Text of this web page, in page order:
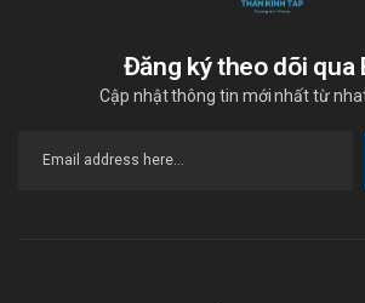
Đăng ký theo dõi qua
Cập nhật thông tin mới nhất từ